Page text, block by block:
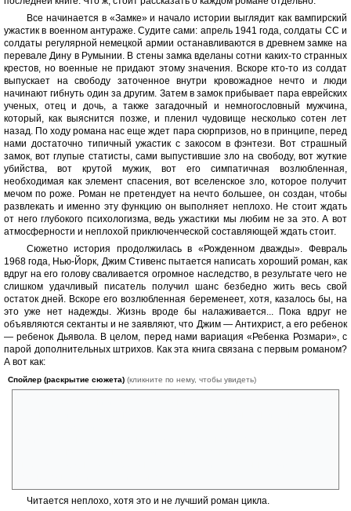
Все начинается в «Замке» и начало истории выглядит как вампирский
ужастик в военном антураже. Судите сами: апрель 1941 года, солдаты СС и
солдаты регулярной немецкой армии останавливаются в древнем замке на
перевале Дину в Румынии. В стены замка вделаны сотни каких-то странных
крестов, но военные не придают этому значения. Вскоре кто-то из солдат
выпускает на свободу заточенное внутри кровожадное нечто и люди
начинают гибнуть один за другим. Затем в замок прибывает пара еврейских
ученых, отец и дочь, а также загадочный и немногословный мужчина,
который, как выяснится позже, и пленил чудовище несколько сотен лет
назад. По ходу романа нас еще ждет пара сюрпризов, но в принципе, перед
нами достаточно типичный ужастик с закосом в фэнтези. Вот страшный
замок, вот глупые статисты, сами выпустившие зло на свободу, вот жуткие
убийства, вот крутой мужик, вот его симпатичная возлюбленная,
необходимая как элемент спасения, вот вселенское зло, которое получит
мечом по роже. Роман не претендует на нечто большее, он создан, чтобы
развлекать и именно эту функцию он выполняет неплохо. Не стоит ждать
от него глубокого психологизма, ведь ужастики мы любим не за это. А вот
атмосферности и неплохой приключенческой составляющей ждать стоит.
Сюжетно история продолжилась в «Рожденном дважды». Февраль
1968 года, Нью-Йорк, Джим Стивенс пытается написать хороший роман, как
вдруг на его голову сваливается огромное наследство, в результате чего не
слишком удачливый писатель получил шанс безбедно жить весь свой
остаток дней. Вскоре его возлюбленная беременеет, хотя, казалось бы, на
это уже нет надежды. Жизнь вроде бы налаживается... Пока вдруг не
объявляются сектанты и не заявляют, что Джим — Антихрист, а его ребенок
— ребенок Дьявола. В целом, перед нами вариация «Ребенка Розмари», с
парой дополнительных штрихов. Как эта книга связана с первым романом?
А вот как:
Спойлер (раскрытие сюжета) (кликните по нему, чтобы увидеть)
Читается неплохо, хотя это и не лучший роман цикла.